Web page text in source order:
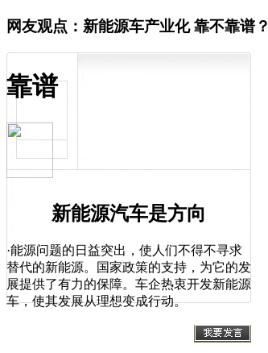
网友观点：新能源车产业化 靠不靠谱？
靠谱
新能源汽车是方向
·能源问题的日益突出，使人们不得不寻求
替代的新能源。国家政策的支持，为它的发
展提供了有力的保障。车企热衷开发新能源
车，使其发展从理想变成行动。